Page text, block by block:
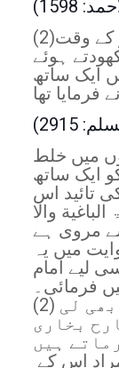
(2)مدینہ میں مسجدِ نبوی کی تعمیر کے وقت
ہوئے
ایک ساتھ
میں خلط
ایک ساتھ
تائید اس
والا
سے مروی ہے
میں یہ
لیے امام
(2) اور اگر بعینہ یہ حدیث مان بھی لی
بخاری